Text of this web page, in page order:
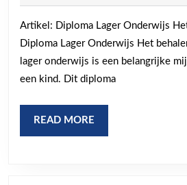
Artikel: Diploma Lager Onderwijs
Diploma Lager Onderwijs Het
lager onderwijs is een belangrijke
een kind. Dit diploma
READ MORE
MORE